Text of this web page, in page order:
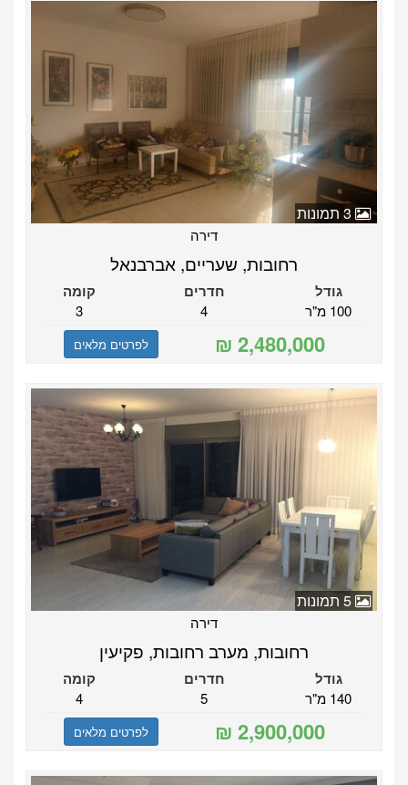
דירה
רחובות, שעריים, אברבנאל
גודל
100 מ"ר
חדרים
4
קומה
3
לפרטים מלאים
דירה
רחובות, מערב רחובות, פקיעין
גודל
140 מ"ר
חדרים
5
קומה
4
לפרטים מלאים